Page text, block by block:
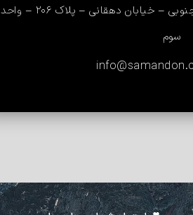
تهران، خیابان شهید مدنی جنوبی – خیابان دهقانی – پلاک 206 – واحد
سوم